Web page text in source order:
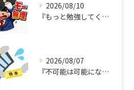
2026/08/10
『もっと勉強してくれば良かった～後悔先にたたず』
2026/08/07
『不可能は可能になる』